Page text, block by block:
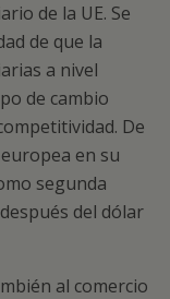
de la UE. Se
de que la
a nivel
de cambio
De
en su
segunda
del dólar
al comercio